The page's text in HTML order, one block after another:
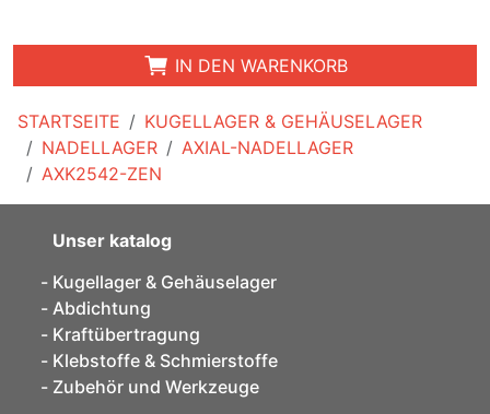
STARTSEITE
KUGELLAGER & GEHÄUSELAGER
NADELLAGER
AXIAL-NADELLAGER
AXK2542-ZEN
IN DEN WARENKORB
Unser katalog
Kugellager & Gehäuselager
Abdichtung
Kraftübertragung
Klebstoffe & Schmierstoffe
Zubehör und Werkzeuge